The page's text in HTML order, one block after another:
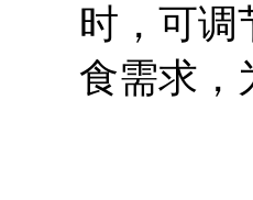
时，可调
食需求，